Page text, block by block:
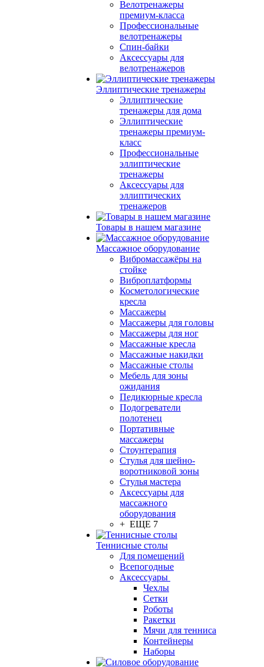
Велотренажеры
премиум-класса
Профессиональные
велотренажеры
Спин-байки
Аксессуары для
велотренажеров
Эллиптические тренажеры
Эллиптические
тренажеры для дома
Эллиптические
тренажеры премиум-
класс
Профессиональные
эллиптические
тренажеры
Аксессуары для
эллиптических
тренажеров
Товары в нашем магазине
Массажное оборудование
Вибромассажёры на
стойке
Виброплатформы
Косметологические
кресла
Массажеры
Массажеры для головы
Массажеры для ног
Массажные кресла
Массажные накидки
Массажные столы
Мебель для зоны
ожидания
Педикюрные кресла
Подогреватели
полотенец
Портативные
массажеры
Стоунтерапия
Стулья для шейно-
воротниковой зоны
Стулья мастера
Аксессуары для
массажного
оборудования
+ ЕЩЕ 7
Теннисные столы
Для помещений
Всепогодные
Аксессуары
Чехлы
Сетки
Роботы
Ракетки
Мячи для тенниса
Контейнеры
Наборы